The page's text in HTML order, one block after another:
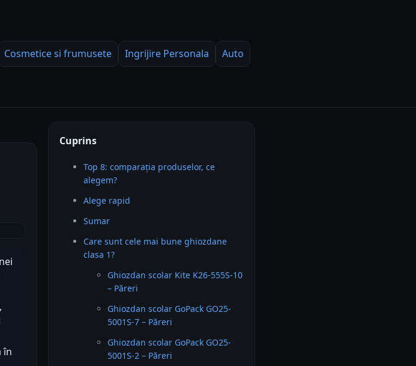
Cosmetice si frumusete Ingrijire Personala
Auto
în
Cuprins
Top 8: comparația produselor, ce
alegem?
Alege rapid
Sumar
Care sunt cele mai bune ghiozdane
clasa 1?
Ghiozdan scolar Kite K26-555S-10
– Păreri
Ghiozdan scolar GoPack GO25-
5001S-7 – Păreri
Ghiozdan scolar GoPack GO25-
5001S-2 – Păreri